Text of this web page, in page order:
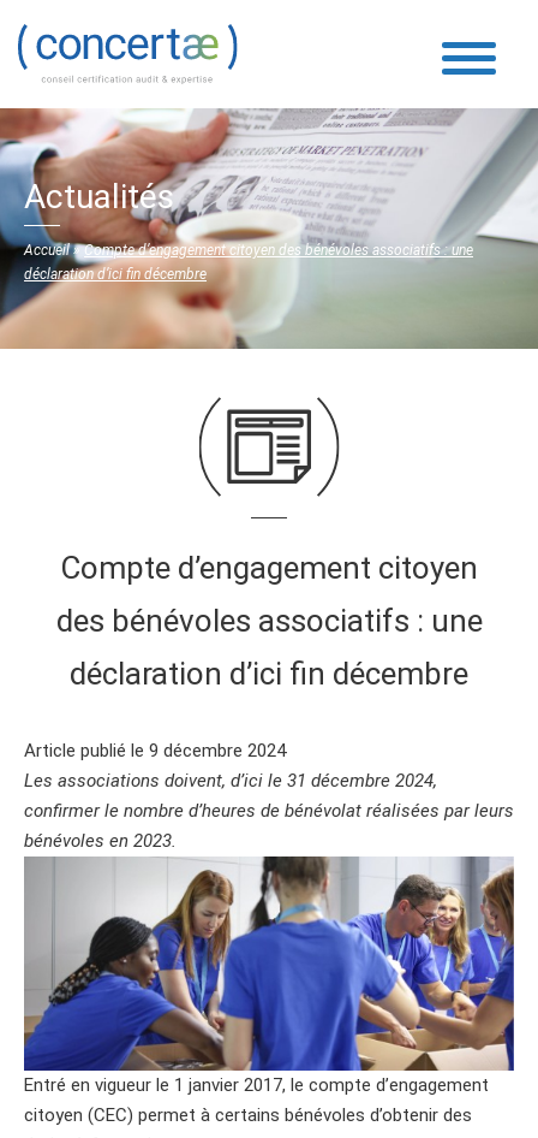
Actualités
Accueil»Compte d’engagement citoyen des bénévoles associatifs : une
déclaration d’ici fin décembre
Compte d’engagement citoyen
des bénévoles associatifs : une
déclaration d’ici fin décembre
Article publié le 9 décembre 2024
Les associations doivent, d’ici le 31 décembre 2024,
confirmer le nombre d’heures de bénévolat réalisées par leurs
bénévoles en 2023.
Entré en vigueur le 1 janvier 2017, le compte d’engagement
citoyen (CEC) permet à certains bénévoles d’obtenir des